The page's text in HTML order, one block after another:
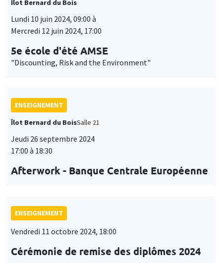
Îlot Bernard du Bois
Lundi 10 juin 2024, 09:00 à
Mercredi 12 juin 2024, 17:00
5e école d'été AMSE
"Discounting, Risk and the Environment"
ENSEIGNEMENT
Îlot Bernard du BoisSalle 21
Jeudi 26 septembre 2024
17:00 à 18:30
Afterwork - Banque Centrale Européenne
ENSEIGNEMENT
Vendredi 11 octobre 2024, 18:00
Cérémonie de remise des diplômes 2024